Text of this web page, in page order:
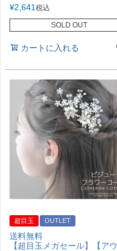
¥2,641 税込
SOLD OUT
カートに入れる
超目玉 OUTLET
送料無料
【超目玉メガセール】【アウトレット】ビジューフラワーコーム ヘッドドレス アクセサリー ヘアアクセサリー TAK